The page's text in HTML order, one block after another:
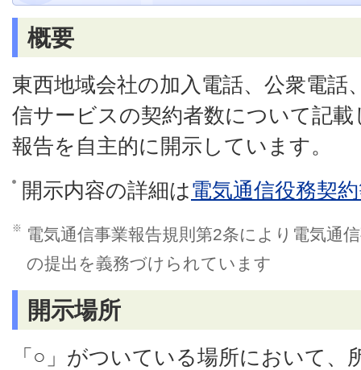
概要
東西地域会社の加入電話、公衆電話
信サービスの契約者数について記
報告を自主的に開示しています。
開示内容の詳細は電気通信役務契
※
電気通信事業報告規則第2条により電気通
の提出を義務づけられています
開示場所
「○」がついている場所において、